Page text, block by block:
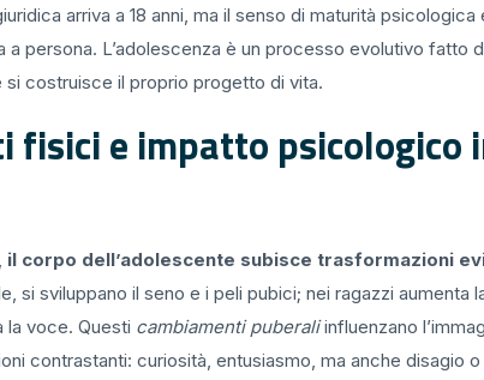
arriva a 18 anni, ma il senso di maturità
persona. L’adolescenza è un processo evolutivo fatto
si costruisce il proprio progetto di vita.
fisici e impatto psicologico
il corpo dell’adolescente subisce trasformazioni
si sviluppano il seno e i peli pubici; nei ragazzi aumenta
la voce. Questi cambiamenti puberaliinfluenzano
contrastanti: curiosità, entusiasmo, ma anche disagio